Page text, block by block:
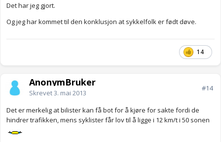
Det har jeg gjort.
Og jeg har kommet til den konklusjon at sykkelfolk er født døve.
14
AnonymBruker
Skrevet3. mai 2013
#14
Det er merkelig at bilister kan få bot for å kjøre for sakte fordi de
hindrer trafikken, mens syklister får lov til å ligge i 12 km/t i 50 sonen